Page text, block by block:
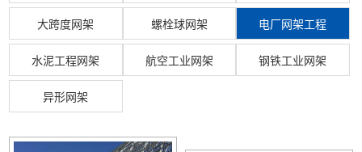
大跨度网架 螺栓球网架 电厂网架工程
水泥工程网架 航空工业网架 钢铁工业网架
异形网架